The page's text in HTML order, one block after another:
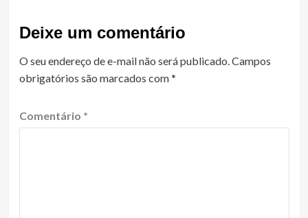
Deixe um comentário
O seu endereço de e-mail não será publicado.Campos
obrigatórios são marcados com*
Comentário *